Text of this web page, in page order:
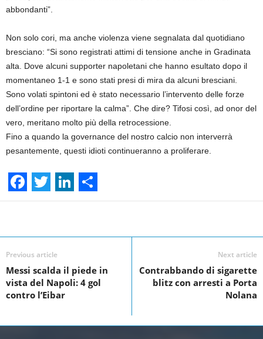
abbondanti”.
Non solo cori, ma anche violenza viene segnalata dal quotidiano
bresciano: “Si sono registrati attimi di tensione anche in Gradinata
alta. Dove alcuni supporter napoletani che hanno esultato dopo il
momentaneo 1-1 e sono stati presi di mira da alcuni bresciani.
Sono volati spintoni ed è stato necessario l’intervento delle forze
dell’ordine per riportare la calma”. Che dire? Tifosi così, ad onor del
vero, meritano molto più della retrocessione.
Fino a quando la governance del nostro calcio non interverrà
pesantemente, questi idioti continueranno a proliferare.
F
c
e
b
o
k
T
i
t
t
e
L
n
k
e
d
n
S
a
e
Previous article
Messi scalda il piede in
vista del Napoli: 4 gol
contro l’Eibar
Next article
Contrabbando di sigarette
blitz con arresti a Porta
Nolana